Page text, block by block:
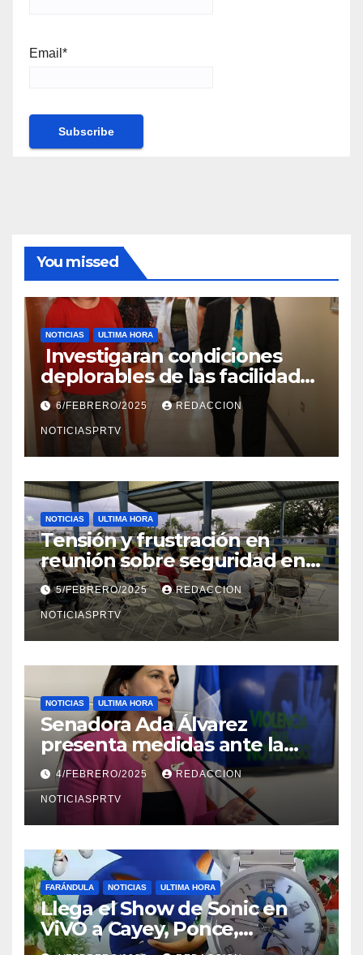
Email*
You missed
NOTICIAS ULTIMA HORA
Investigaran condiciones
deplorables de las facilidades
el Departamento de la Salud
en Mayagüez
6/FEBRERO/2025 REDACCION
NOTICIASPRTV
NOTICIAS ULTIMA HORA
Tensión y frustración en
reunión sobre seguridad en
Reparto Metropolitano
5/FEBRERO/2025 REDACCION
NOTICIASPRTV
NOTICIAS ULTIMA HORA
Senadora Ada Álvarez
presenta medidas ante la
violencia en el noviazgo
4/FEBRERO/2025 REDACCION
NOTICIASPRTV
FARÁNDULA NOTICIAS ULTIMA HORA
Llega el Show de Sonic en
ViVO a Cayey, Ponce,
Barceloneta y Humacao,